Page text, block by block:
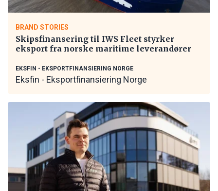
BRAND STORIES
Skipsfinansering til IWS Fleet styrker
eksport fra norske maritime leverandører
EKSFIN - EKSPORTFINANSIERING NORGE
Eksfin - Eksportfinansiering Norge